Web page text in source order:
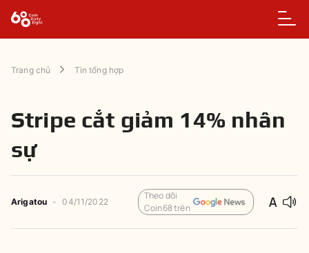
Trang chủ Tin tổng hợp
Stripe cắt giảm 14% nhân
sự
Arigatou - 04/11/2022
Theo dõi
Coin68 trên